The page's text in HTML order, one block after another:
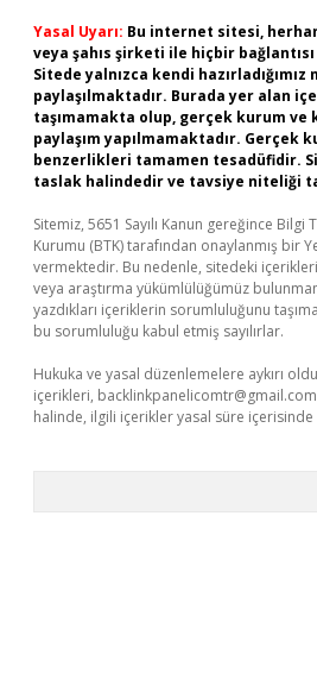
Yasal Uyarı: Bu internet sitesi,
veya şahıs şirketi ile hiçbir
Sitede yalnızca kendi
paylaşılmaktadır. Burada yer alan
taşımamakta olup, gerçek kurum ve
paylaşım yapılmamaktadır. Gerçek
benzerlikleri tamamen tesadüfidir.
taslak halindedir ve tavsiye niteliği
Sitemiz, 5651 Sayılı Kanun gereğince
Kurumu (BTK) tarafından onaylanmış bir
vermektedir. Bu nedenle, sitedeki
veya araştırma yükümlülüğümüz
yazdıkları içeriklerin sorumluluğunu
bu sorumluluğu kabul etmiş sayılırlar.
Hukuka ve yasal düzenlemelere aykırı
içerikleri, backlinkpanelicomtr@gmail.com
halinde, ilgili içerikler yasal süre içerisinde